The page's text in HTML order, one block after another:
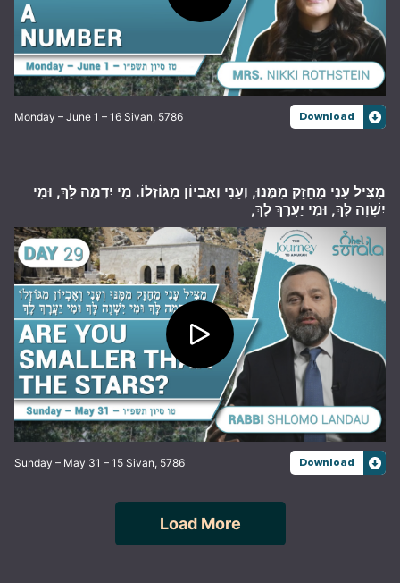
Monday – June 1 – 16 Sivan, 5786 Download
מַצִּיל עָנִי מֵחָזָק מִמֶּנּוּ, וְעָנִי וְאֶבְיוֹן מִגּוֹזְלוֹ. מִי יִדְמֶה לָּךְ, וּמִי
יִשְׁוֶה לָּךְ, וּמִי יַעֲרָךְ לָךְ,
Sunday – May 31 – 15 Sivan, 5786 Download
Load More